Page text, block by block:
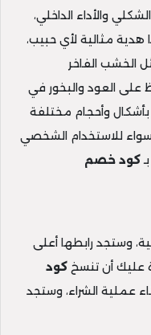
والأداء الداخلي،
مثالية لأي حبيب،
الخشب الفاخر
على العود والبخور في
بأشكال وأحجام مختلفة
سواء للاستخدام الشخصي
كود خصم
وستجد رابطها أعلى
عليك أن تنسخ كود
عملية الشراء، وستجد